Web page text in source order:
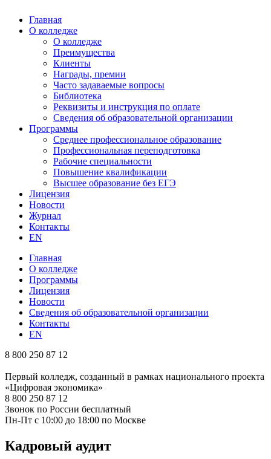
Главная
О колледже
О колледже
Преимущества
Клиенты
Награды, премии
Часто задаваемые вопросы
Библиотека
Реквизиты и инструкция по оплате
Сведения об образовательной организации
Программы
Среднее профессиональное образование
Профессиональная переподготовка
Рабочие специальности
Повышение квалификации
Высшее образование без ЕГЭ
Лицензия
Новости
Журнал
Контакты
EN
Главная
О колледже
Программы
Лицензия
Новости
Сведения об образовательной организации
Контакты
EN
8 800 250 87 12
Первый колледж, созданный в рамках национального проекта
«Цифровая экономика»
8 800 250 87 12
Звонок по России бесплатный
Пн-Пт с 10:00 до 18:00 по Москве
Кадровый аудит